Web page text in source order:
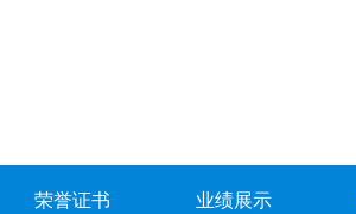
荣誉证书 业绩展示